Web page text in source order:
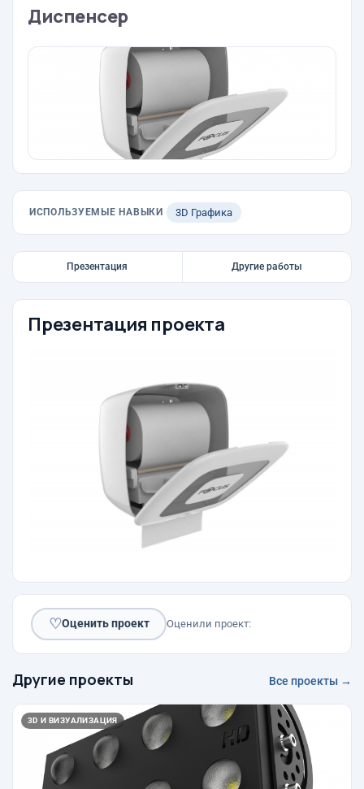
Диспенсер
ИСПОЛЬЗУЕМЫЕ НАВЫКИ 3D Графика
Презентация Другие работы
Презентация проекта
♡Оценить проект Оценили проект:
Другие проекты Все проекты →
3D И ВИЗУАЛИЗАЦИЯ